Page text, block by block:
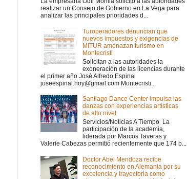
realizar un Consejo de Gobierno en La Vega para
analizar las principales prioridades d...
Turoperadores denuncian que
nuevos impuestos y exigencias de
MITUR amenazan turismo en
Montecristi
Solicitan a las autoridades la
exoneración de las licencias durante
el primer año José Alfredo Espinal
joseespinal.hoy@gmail.com Montecristi...
Santiago Dance Center impulsa las
danzas con experiencias artísticas
de alto nivel
Servicios/Noticias A Tiempo La
participación de la academia,
liderada por Marcos Taveras y
Valerie Cabezas permitió recientemente que 174 b...
Doctor Abel Mendoza recibe
reconocimiento en Alemania por su
excelencia y trayectoria como